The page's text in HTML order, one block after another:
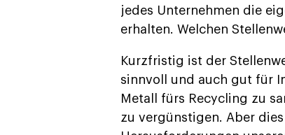
jedes Unternehmen die
erhalten. Welchen
Kurzfristig ist der
sinnvoll und auch gut für
Metall fürs Recycling zu
zu vergünstigen. Aber